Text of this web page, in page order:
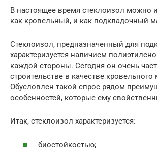
В настоящее время стеклоизол можно
как кровельный, и как подкладочный
Стеклоизол, предназначенный для
характеризуется наличием
каждой стороны. Сегодня он очень
строительстве в качестве кровельного
Обусловлен такой спрос рядом
особенностей, которые ему
Итак, стеклоизол характеризуется:
биостойкостью;